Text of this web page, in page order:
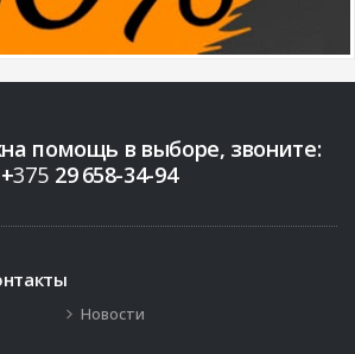
помощь в выборе, звоните:
+375 29658-34-94
Новости